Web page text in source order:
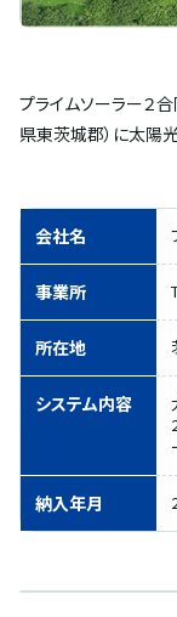
プライムソーラー２
県東茨城郡）に太陽
会社名
事業所
所在地
システム内容
納入年月